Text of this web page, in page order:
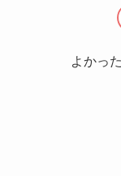
よかっ